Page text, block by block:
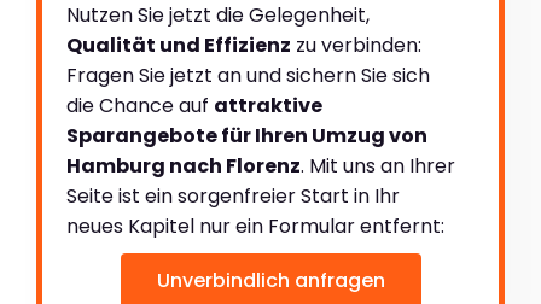
Nutzen Sie jetzt die Gelegenheit,
Qualität und Effizienz zu verbinden:
Fragen Sie jetzt an und sichern Sie sich
die Chance auf attraktive
Sparangebote für Ihren Umzug von
Hamburg nach Florenz. Mit uns an Ihrer
Seite ist ein sorgenfreier Start in Ihr
neues Kapitel nur ein Formular entfernt:
Unverbindlich anfragen